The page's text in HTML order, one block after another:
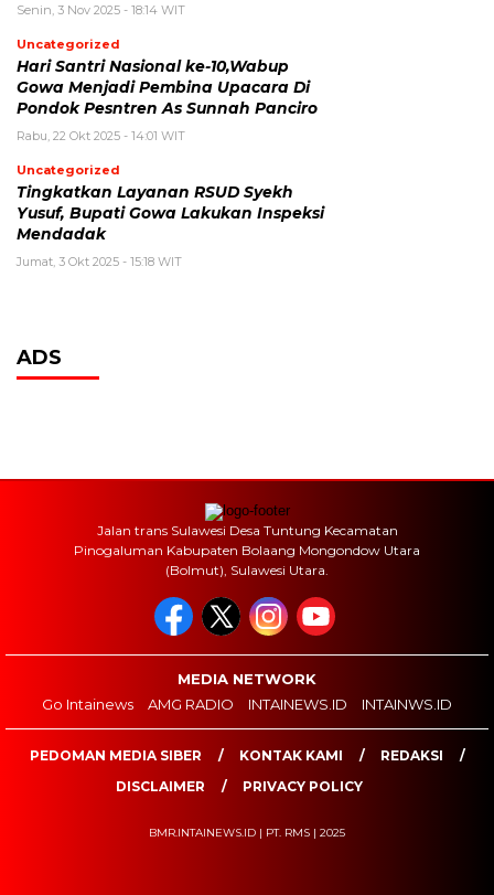
Senin, 3 Nov 2025 - 18:14 WIT
Uncategorized
Hari Santri Nasional ke-10,Wabup
Gowa Menjadi Pembina Upacara Di
Pondok Pesntren As Sunnah Panciro
Rabu, 22 Okt 2025 - 14:01 WIT
Uncategorized
Tingkatkan Layanan RSUD Syekh
Yusuf, Bupati Gowa Lakukan Inspeksi
Mendadak
Jumat, 3 Okt 2025 - 15:18 WIT
ADS
Jalan trans Sulawesi Desa Tuntung Kecamatan
Pinogaluman Kabupaten Bolaang Mongondow Utara
(Bolmut), Sulawesi Utara.
MEDIA NETWORK
Go Intainews
AMG RADIO INTAINEWS.ID INTAINWS.ID
PEDOMAN MEDIA SIBER KONTAK KAMI
REDAKSI
DISCLAIMER
PRIVACY POLICY
BMR.INTAINEWS.ID | PT. RMS | 2025